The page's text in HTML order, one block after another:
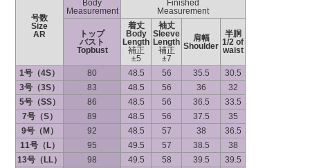
号数
Size
AR
Body
Measurement
Finished
Measurement
トップ
バスト
Topbust
着丈
Body
Length
補正
±5
袖丈
Sleeve
Length
補正
±7
肩幅
Shoulder
半胴
1/2 of
waist
1号（4S） 80 48.5 56 35.5
30.5
3号（3S）
83 48.5 56 36
32
5号（SS）
86 48.5 56 36.5
33.5
7号（S）
89 48.5 56 37.5
35
9号（M）
92 48.5 57 38
36.5
11号（L）
95 49.5 57 38.5
38
13号（LL）
98 49.5 58 39.5
39.5